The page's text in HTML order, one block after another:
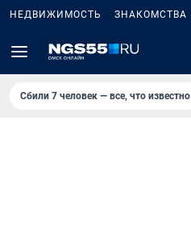
НЕДВИЖИМОСТЬ ЗНАКОМСТВА
Сбили 7 человек — все, что известно